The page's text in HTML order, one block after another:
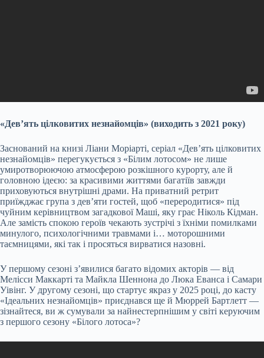
«Дев’ять цілковитих незнайомців» (виходить з 2021 року)
Заснований на книзі Ліани Моріарті, серіал «Дев’ять цілковитих
незнайомців» перегукується з «Білим лотосом» не лише
умиротворюючою атмосферою розкішного курорту, але й
головною ідеєю: за красивими життями багатіїв завжди
приховуються внутрішні драми. На приватний ретрит
приїжджає група з дев’яти гостей, щоб «переродитися» під
чуйним керівництвом загадкової Маші, яку грає Ніколь Кідман.
Але замість спокою героїв чекають зустрічі з їхніми помилками
минулого, психологічними травмами і… моторошними
таємницями, які так і просяться вирватися назовні.
У першому сезоні з’явилися багато відомих акторів — від
Мелісси Маккарті та Майкла Шеннона до Люка Еванса і Самари
Уівінг. У другому сезоні, що стартує якраз у 2025 році, до касту
«Ідеальних незнайомців» приєднався ще й Мюррей Бартлетт —
зізнайтеся, ви ж сумували за найнестерпнішим у світі керуючим
з першого сезону «Білого лотоса»?